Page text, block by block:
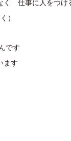
く 仕事に人をつけ
）
です
ます